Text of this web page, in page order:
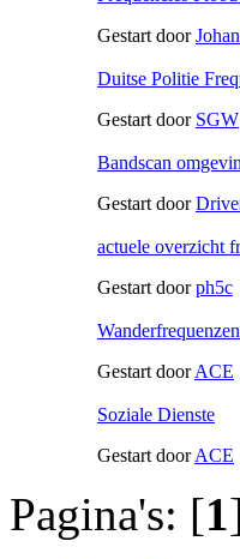
Gestart door
Duitse Politie
Gestart door SGW
Bandscan
Gestart door
actuele overzicht
Gestart doorph5c
Gestart doorACE
Soziale Dienste
Gestart doorACE
Pagina's: [1